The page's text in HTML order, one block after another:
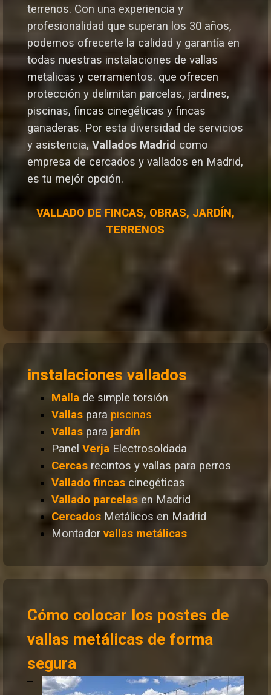
terrenos. Con una experiencia y
profesionalidad que superan los 30 años,
podemos ofrecerte la calidad y garantía en
todas nuestras instalaciones de vallas
metalicas y cerramientos. que ofrecen
protección y delimitan parcelas, jardines,
piscinas, fincas cinegéticas y fincas
ganaderas. Por esta diversidad de servicios
y asistencia, Vallados Madrid como
empresa de cercados y vallados en Madrid,
es tu mejór opción.
VALLADO DE FINCAS, OBRAS, JARDÍN,
TERRENOS
instalaciones vallados
Malla de simple torsión
Vallas para piscinas
Vallas para jardín
Panel Verja Electrosoldada
Cercas recintos y vallas para perros
Vallado fincas cinegéticas
Vallado parcelas en Madrid
Cercados Metálicos en Madrid
Montador vallas metálicas
Cómo colocar los postes de
vallas metálicas de forma
segura